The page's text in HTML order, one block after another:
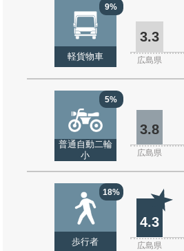
9%
軽貨物車
3.3
広島県
5%
普通自動二輪
小
3.8
広島県
18%
歩行者
4.3
広島県